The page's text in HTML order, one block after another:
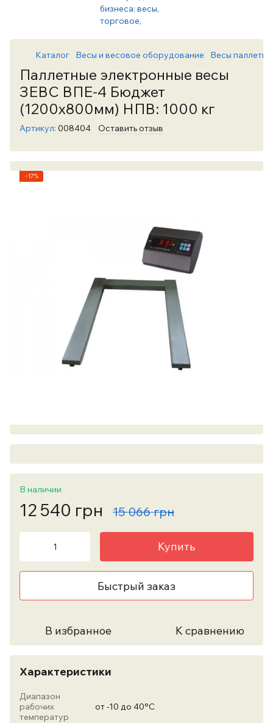
Каталог Весы и весовое оборудование Весы
Паллетные электронные весы
ЗЕВС ВПЕ-4 Бюджет
(1200х800мм) НПВ: 1000 кг
Артикул: 008404 Оставить отзыв
−17%
В наличии
12 540 грн 15 066 грн
Купить
Быстрый заказ
В избранное К сравнению
Характеристики
Диапазон
рабочих
температур
от -10 до 40°С